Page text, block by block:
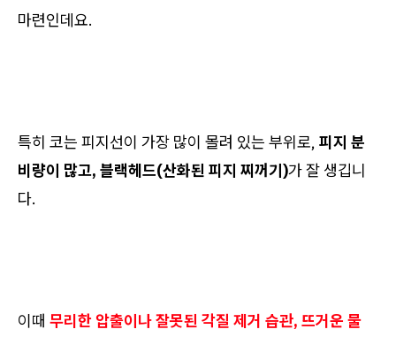
마련인데요.
특히 코는 피지선이 가장 많이 몰려 있는 부위로, 피지 분
비량이 많고, 블랙헤드(산화된 피지 찌꺼기)가 잘 생깁니
다.
이때 무리한 압출이나 잘못된 각질 제거 습관, 뜨거운 물